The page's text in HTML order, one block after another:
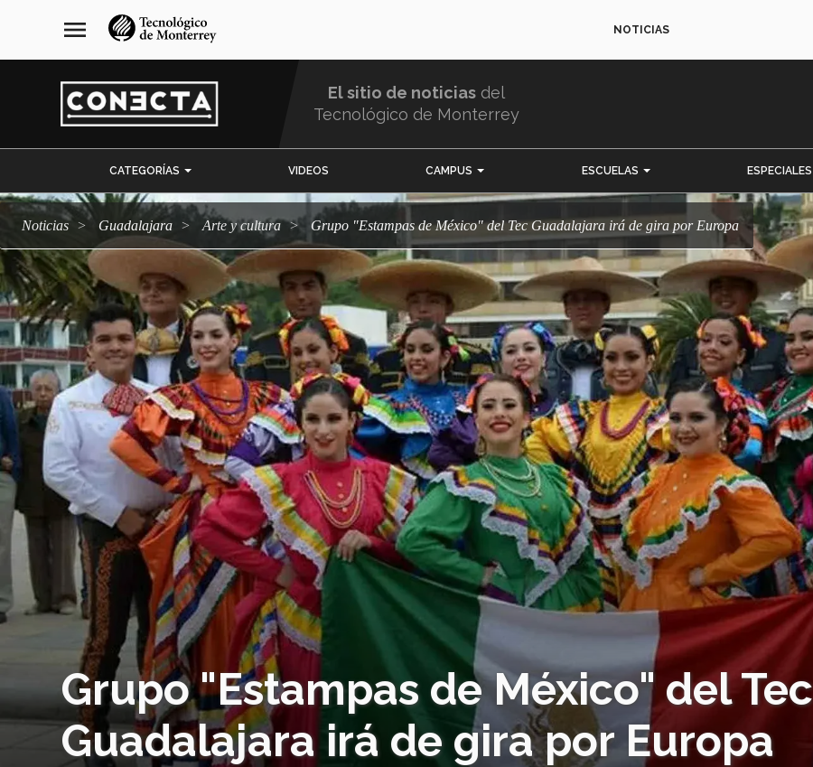
navegación
principal
menu NOTICIAS
El sitio de noticias del
Tecnológico de Monterrey
CATEGORÍAS VIDEOS CAMPUS ESCUELAS ESPECIALES
Noticias Guadalajara arte y cultura Grupo "Estampas de México" del Tec Guadalajara irá de gira por Europa
Grupo "Estampas de México" del Tec
Guadalajara irá de gira por Europa